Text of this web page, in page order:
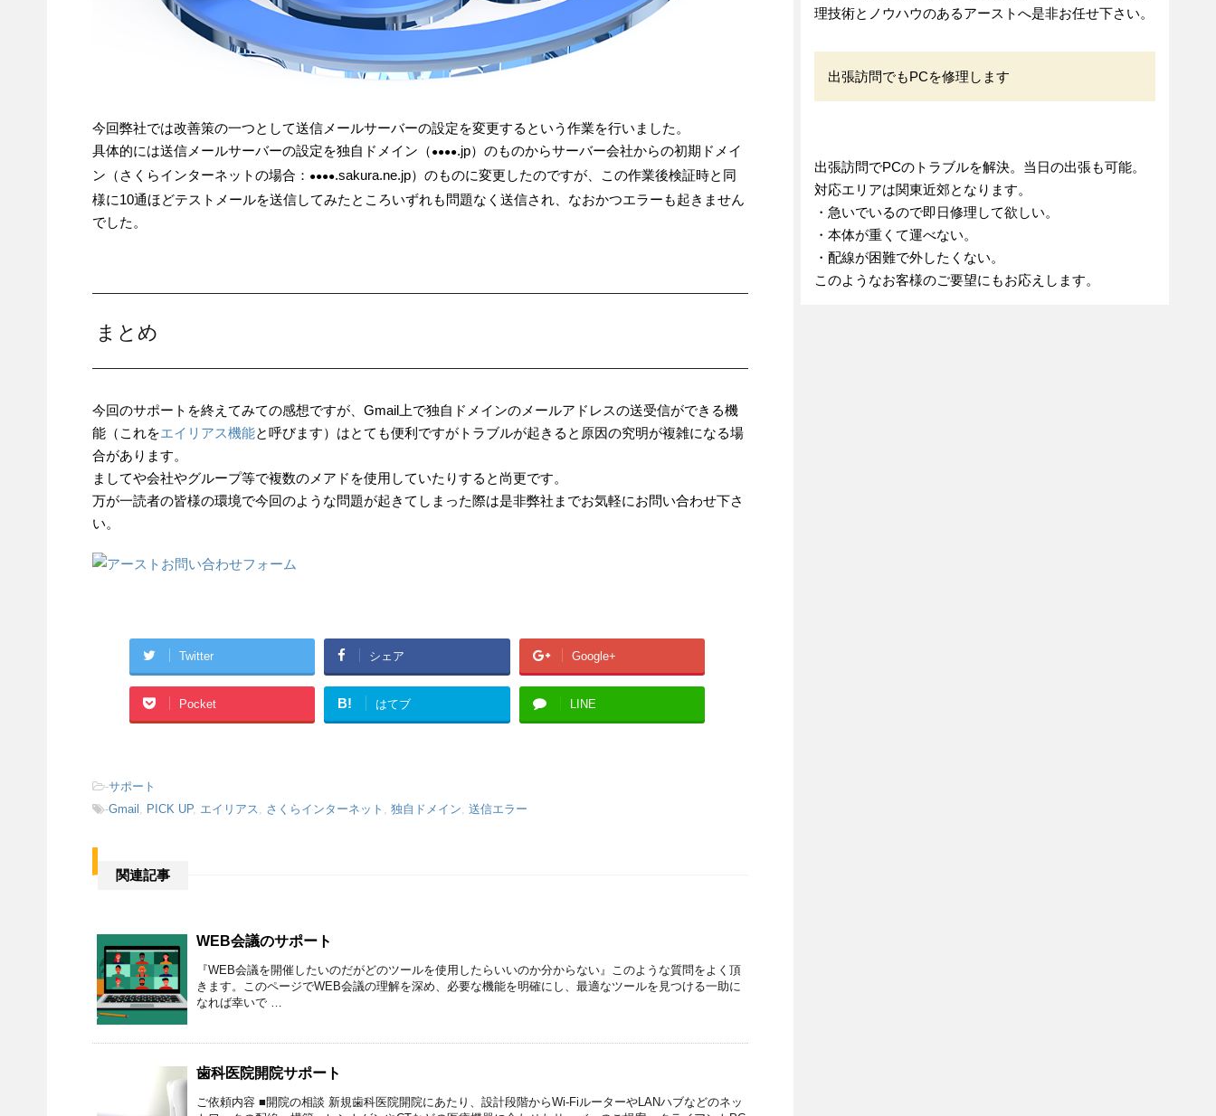
今回弊社では改善策の一つとして送信メールサーバーの設定を変更するという作業を行いました。
具体的には送信メールサーバーの設定を独自ドメイン（ ●●●●.jp）のものからサーバー会社からの初期ドメイ
ン（さくらインターネットの場合： ●●●●.sakura.ne.jp）のものに変更したのですが、この作業後検証時と同
様に10通ほどテストメールを送信してみたところいずれも問題なく送信され、なおかつエラーも起きません
でした。
まとめ
今回のサポートを終えてみての感想ですが、Gmail上で独自ドメインのメールアドレスの送受信ができる機
能（これをエイリアス機能と呼びます）はとても便利ですがトラブルが起きると原因の究明が複雑になる場
合があります。
ましてや会社やグループ等で複数のメアドを使用していたりすると尚更です。
万が一読者の皆様の環境で今回のような問題が起きてしまった際は是非弊社までお気軽にお問い合わせ下さ
い。
Twitter シェア Google+
Pocket B! はてブ LINE
-サポート
-Gmail PICK UP, エイリアス さくらインターネット 独自ドメイン 送信エラー
関連記事
WEB会議のサポート
『WEB会議を開催したいのだがどのツールを使用したらいいのか分からない』このような質問をよく頂
きます。このページでWEB会議の理解を深め、必要な機能を明確にし、最適なツールを見つける一助に
なれば幸いで …
歯科医院開院サポート
ご依頼内容 ■開院の相談 新規歯科医院開院にあたり、設計段階からWi-FiルーターやLANハブなどのネッ
理技術とノウハウのあるアーストへ是非お任せ下さい。
出張訪問でもPCを修理します
出張訪問でPCのトラブルを解決。当日の出張も可能。
対応エリアは関東近郊となります。
・急いでいるので即日修理して欲しい。
・本体が重くて運べない。
・配線が困難で外したくない。
このようなお客様のご要望にもお応えします。